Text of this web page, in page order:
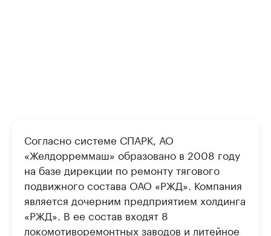
Согласно системе СПАРК, АО
«Желдорреммаш» образовано в 2008 году
на базе дирекции по ремонту тягового
подвижного состава ОАО «РЖД». Компания
является дочерним предприятием холдинга
«РЖД». В ее состав входят 8
локомотиворемонтных заводов и литейное